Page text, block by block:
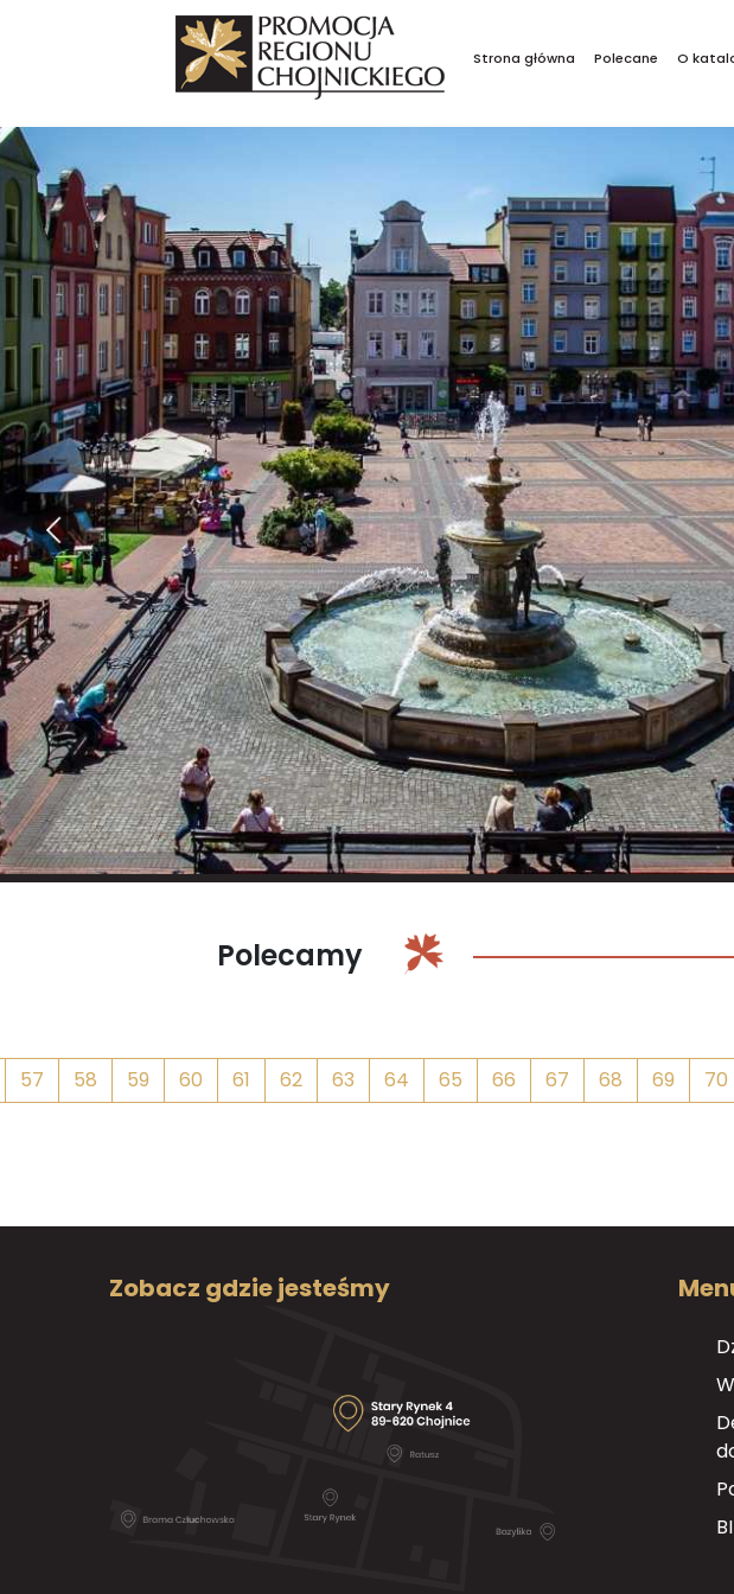
Strona główna Polecane O
Polecamy
57 58 59 60 61 62 63 64 65 66 67 68 69 70
Zobacz gdzie jesteśmy